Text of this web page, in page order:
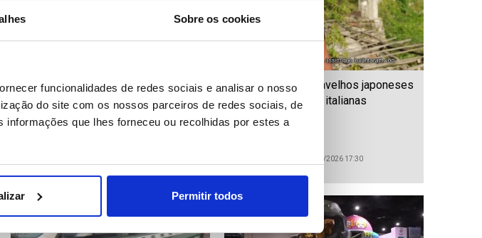
Sobre os cookies
funcionalidades de redes sociais e analisar o nosso
do site com os nossos parceiros de redes sociais, de
que lhes forneceu ou recolhidas por estes a
Permitir todos
Ministro da Administração Interna
diz que se sente legitimado para
continuar a trabalhar (editado)
Invasão de escaravelhos japoneses
ameaça as vinhas italianas
(Editado)
Date: 23/07/2026 17:30